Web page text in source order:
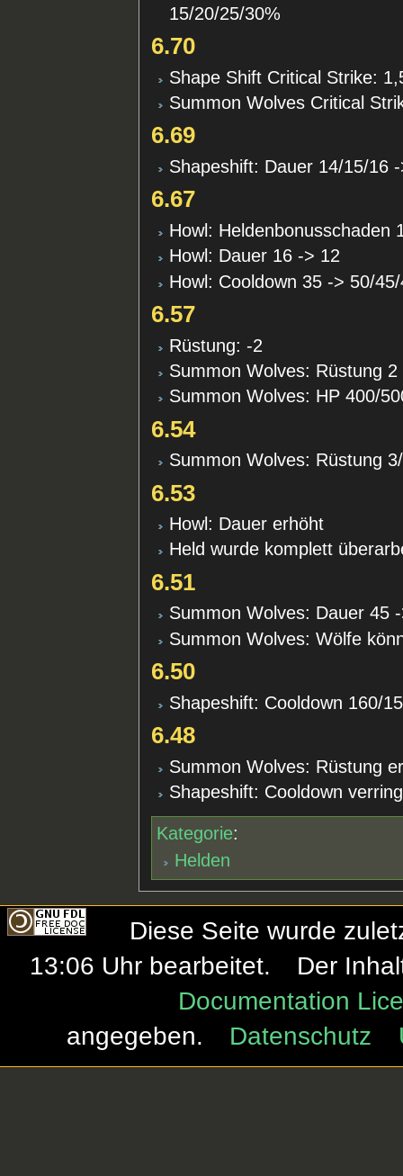
15/20/25/30%
6.70
Shape Shift Critical Strike:
Summon Wolves Critical
6.69
Shapeshift: Dauer 14/15/16
6.67
Howl: Heldenbonusschaden
Howl: Dauer 16 -> 12
Howl: Cooldown 35 -> 50/
6.57
Rüstung: -2
Summon Wolves: Rüstung
Summon Wolves: HP 400/
6.54
Summon Wolves: Rüstung
6.53
Howl: Dauer erhöht
Held wurde komplett
6.51
Summon Wolves: Dauer 45
Summon Wolves: Wölfe
6.50
Shapeshift: Cooldown 160/
6.48
Summon Wolves: Rüstung
Shapeshift: Cooldown
Kategorie:
Helden
Diese Seite wurde
13:06 Uhr bearbeitet.
Der
Documentation
angegeben.
Datenschutz